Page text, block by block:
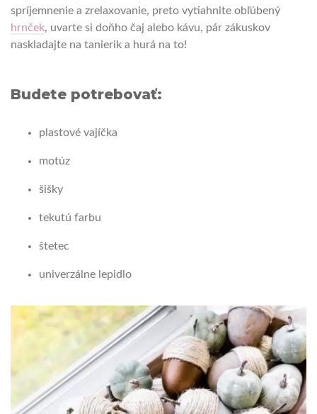
spríjemnenie a zrelaxovanie, preto vytiahnite obľúbený
hrnček, uvarte si doňho čaj alebo kávu, pár zákuskov
naskladajte na tanierik a hurá na to!
Budete potrebovať:
plastové vajíčka
motúz
šišky
tekutú farbu
štetec
univerzálne lepidlo